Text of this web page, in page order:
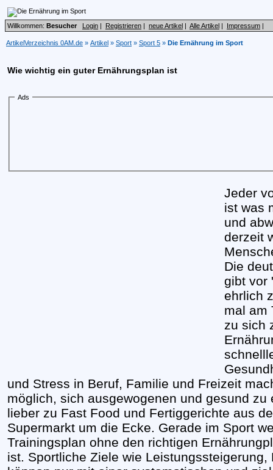
Willkommen: Besucher Login | Registrieren | neue Artikel | Alle Artikel | Impressum |
ArtikelVerzeichnis 0AM.de » Artikel » Sport » Sport 5 » Die Ernährung im Sport
Wie wichtig ein guter Ernährungsplan ist
Ads
Jeder
ist was
und
derzeit
Die
gibt vor
ehrlich
mal am
zu sich
und Stress in Beruf, Familie und Freizeit
möglich, sich ausgewogenen und gesund
lieber zu Fast Food und Fertiggerichte aus
Supermarkt um die Ecke. Gerade im Sport
Trainingsplan ohne den richtigen
ist. Sportliche Ziele wie